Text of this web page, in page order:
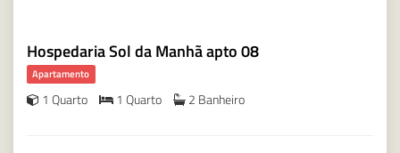
Hospedaria Sol da Manhã apto 08
Apartamento
1 Quarto 1 Quarto 2 Banheiro